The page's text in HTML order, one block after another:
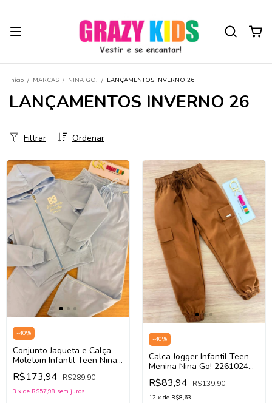
Início / MARCAS / NINA GO! / LANÇAMENTOS INVERNO 26
LANÇAMENTOS INVERNO 26
Ordenar
Filtrar
-40%
Conjunto Jaqueta e Calça
Moletom Infantil Teen Nina
Go! 2261046 (Azul)
R$173,94 R$289,90
3 x de R$57,98 sem juros
-40%
Calca Jogger Infantil Teen
Menina Nina Go! 2261024
(Ocre)
R$83,94 R$139,90
12 x de R$8,63